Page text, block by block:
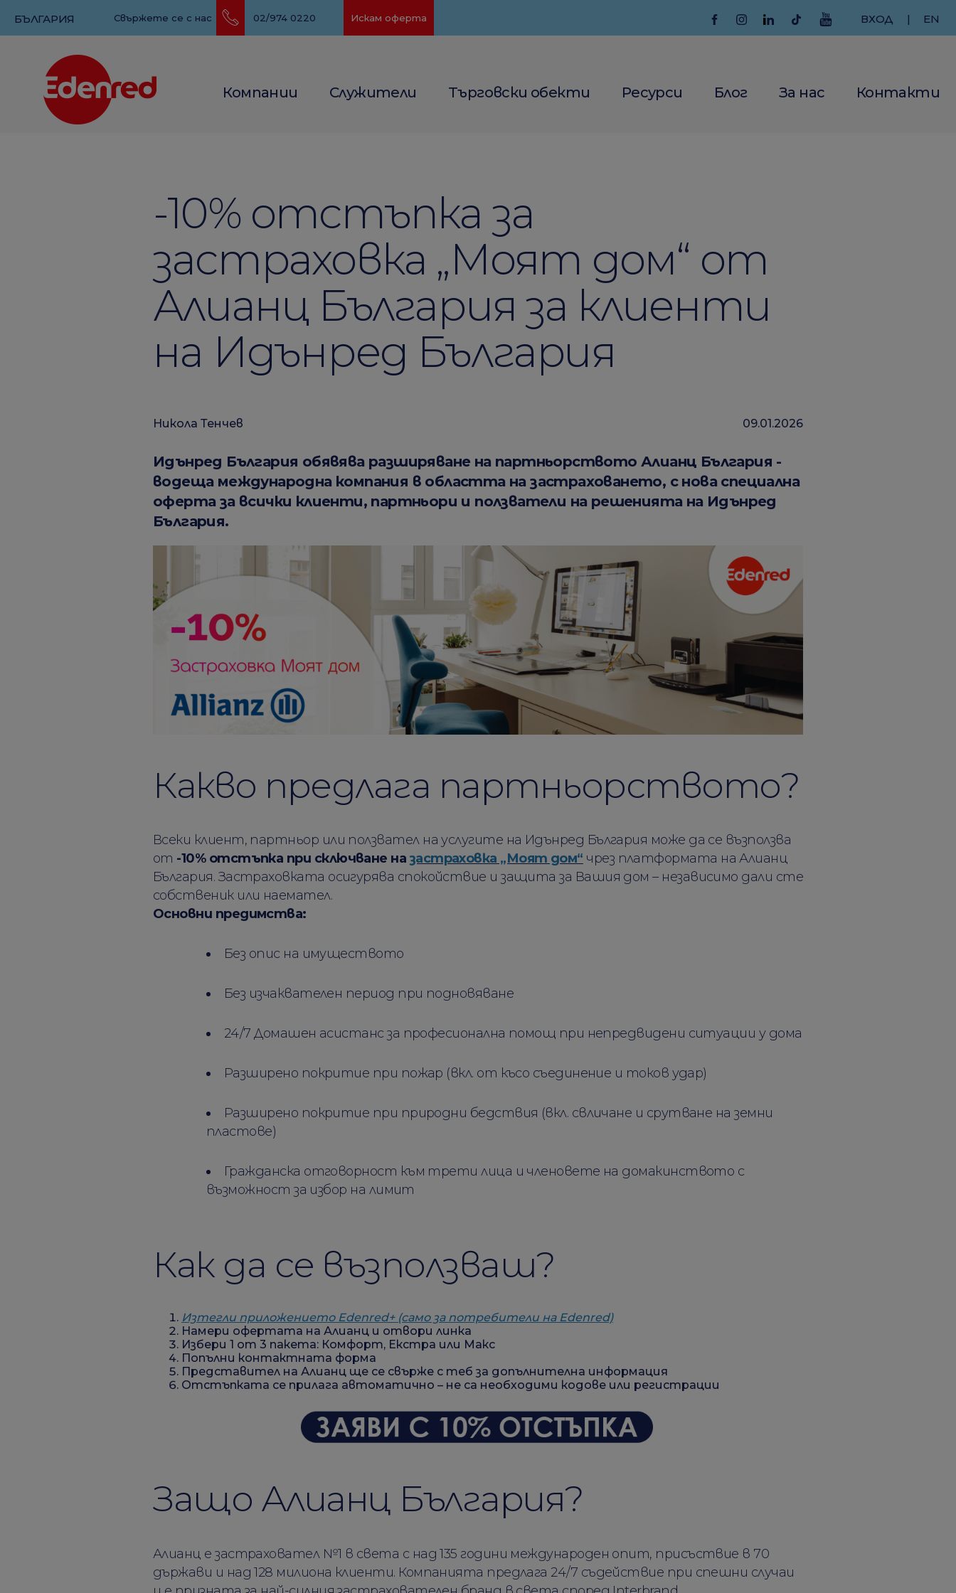
БЪЛГАРИЯ ВХОД | EN
Компании Служители Търговски обекти Ресурси Блог За нас Контакти
Свържете се с нас 02/974 0220 Искам оферта
-10% отстъпка за
застраховка „Моят дом“ от
Алианц България за клиенти
на Идънред България
09.01.2026
Никола Тенчев
Идънред България обявява разширяване на партньорството Алианц България -
водеща международна компания в областта на застраховането, с нова специална
оферта за всички клиенти, партньори и ползватели на решенията на Идънред
България.
Какво предлага партньорството?
Всеки клиент, партньор или ползвател на услугите на Идънред България може да се възползва
от -10% отстъпка при сключване на застраховка „Моят дом“ чрез платформата на Алианц
България. Застраховката осигурява спокойствие и защита за Вашия дом – независимо дали сте
собственик или наемател.
Основни предимства:
Без опис на имуществото
Без изчаквателен период при подновяване
24/7 Домашен асистанс за професионална помощ при непредвидени ситуации у дома
Разширено покритие при пожар (вкл. от късо съединение и токов удар)
Разширено покритие при природни бедствия (вкл. свличане и срутване на земни
пластове)
Гражданска отговорност към трети лица и членовете на домакинството с
възможност за избор на лимит
Как да се възползваш?
Изтегли приложението Edenred+ (само за потребители на Edenred)
Намери офертата на Алианц и отвори линка
Избери 1 от 3 пакета: Комфорт, Екстра или Макс
Попълни контактната форма
Представител на Алианц ще се свърже с теб за допълнителна информация
Отстъпката се прилага автоматично – не са необходими кодове или регистрации
Защо Алианц България?
Алианц е застраховател №1 в света с над 135 години международен опит, присъствие в 70
държави и над 128 милиона клиенти. Компанията предлага 24/7 съдействие при спешни случаи